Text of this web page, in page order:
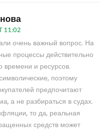
11:02
очень важный вопрос. На
процессы действительно
времени и ресурсов.
поэтому
предпочитают
а не разбираться в судах.
то да, реальная
средств может